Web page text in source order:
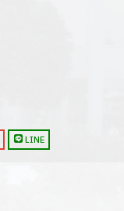
LINE